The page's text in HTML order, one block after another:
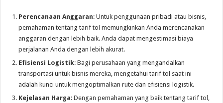
Perencanaan Anggaran: Untuk penggunaan pribadi atau bisnis,
pemahaman tentang tarif tol memungkinkan Anda merencanakan
anggaran dengan lebih baik. Anda dapat mengestimasi biaya
perjalanan Anda dengan lebih akurat.
Efisiensi Logistik: Bagi perusahaan yang mengandalkan
transportasi untuk bisnis mereka, mengetahui tarif tol saat ini
adalah kunci untuk mengoptimalkan rute dan efisiensi logistik.
Kejelasan Harga: Dengan pemahaman yang baik tentang tarif tol,